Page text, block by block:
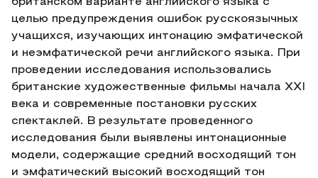
британском варианте английского языка с
целью предупреждения ошибок русскоязычных
учащихся, изучающих интонацию эмфатической
и неэмфатической речи английского языка. При
проведении исследования использовались
британские художественные фильмы начала XXI
века и современные постановки русских
спектаклей. В результате проведенного
исследования были выявлены интонационные
модели, содержащие средний восходящий тон
и эмфатический высокий восходящий тон